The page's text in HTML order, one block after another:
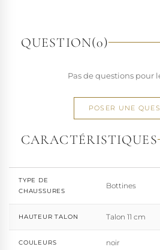
elle a étendu son savoir-faire à
aujourd'hui distribuée dans 110 pays.
de la mode, Pleaser propose des
une large gamme de pointures.
devrait jamais se réduire à une
marque défend une idée simple :
d'exprimer, sans contrainte, qui il
QUESTION(0)
Pas de questions pour
POSER UNE
CARACTÉRISTIQUES
TYPE DE
CHAUSSURES
Bottines
HAUTEUR TALON Talon 11 cm
COULEURS noir